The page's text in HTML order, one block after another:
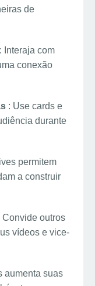
de
: Interaja com
conexão
: Use cards e
durante
permitem
a construir
Convide outros
vídeos e vice-
aumenta suas